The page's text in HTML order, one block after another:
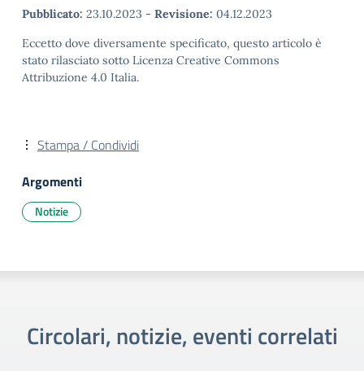
Pubblicato: 23.10.2023 - Revisione: 04.12.2023
Eccetto dove diversamente specificato, questo articolo è
stato rilasciato sotto Licenza Creative Commons
Attribuzione 4.0 Italia.
Stampa / Condividi
Argomenti
Notizie
Circolari, notizie, eventi correlati